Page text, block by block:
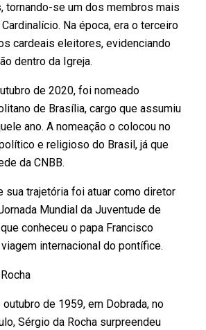
tornando-se um dos membros mais
Na época, era o terceiro
cardeais eleitores, evidenciando
dentro da Igreja.
de 2020, foi nomeado
de Brasília, cargo que assumiu
ano. A nomeação o colocou no
e religioso do Brasil, já que
da CNBB.
sua trajetória foi atuar como diretor
Mundial da Juventude de
conheceu o papa Francisco
internacional do pontífice.
de 1959, em Dobrada, no
Sérgio da Rocha surpreendeu